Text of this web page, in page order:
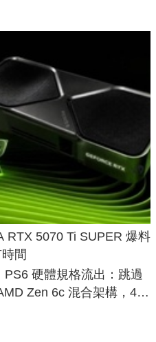
RTX 5070 Ti SUPER 爆料
間
PS6 硬體規格流出：跳過
Zen 6c 混合架構，4K